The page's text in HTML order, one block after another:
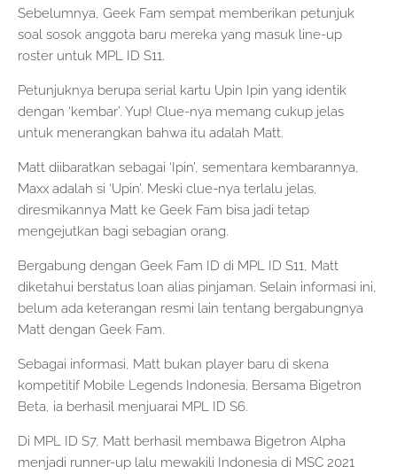
Sebelumnya, Geek Fam sempat memberikan petunjuk
soal sosok anggota baru mereka yang masuk line-up
roster untuk MPL ID S11.
Petunjuknya berupa serial kartu Upin Ipin yang identik
dengan ‘kembar’. Yup! Clue-nya memang cukup jelas
untuk menerangkan bahwa itu adalah Matt.
Matt diibaratkan sebagai ‘Ipin’, sementara kembarannya,
Maxx adalah si ‘Upin’. Meski clue-nya terlalu jelas,
diresmikannya Matt ke Geek Fam bisa jadi tetap
mengejutkan bagi sebagian orang.
Bergabung dengan Geek Fam ID di MPL ID S11, Matt
diketahui berstatus loan alias pinjaman. Selain informasi ini,
belum ada keterangan resmi lain tentang bergabungnya
Matt dengan Geek Fam.
Sebagai informasi, Matt bukan player baru di skena
kompetitif Mobile Legends Indonesia. Bersama Bigetron
Beta, ia berhasil menjuarai MPL ID S6.
Di MPL ID S7, Matt berhasil membawa Bigetron Alpha
menjadi runner-up lalu mewakili Indonesia di MSC 2021